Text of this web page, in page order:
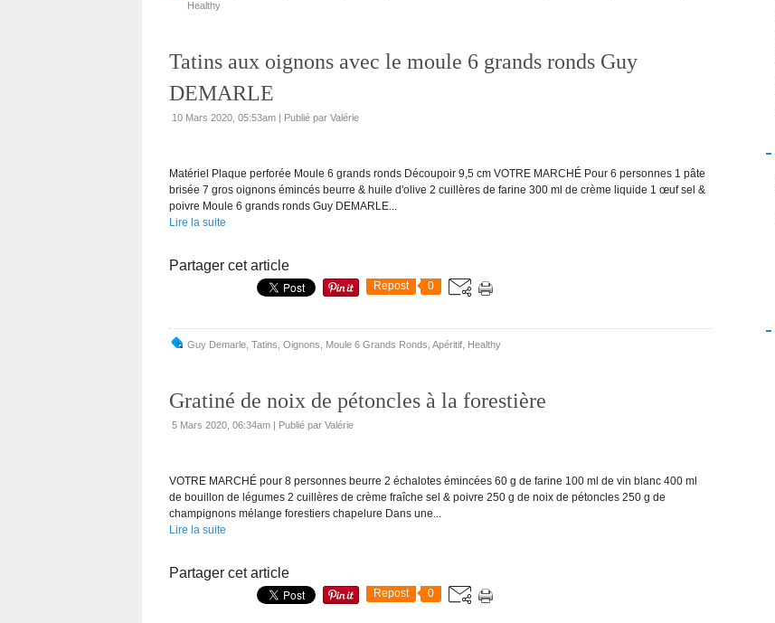
Healthy
Tatins aux oignons avec le moule 6 grands ronds Guy
DEMARLE
10 Mars 2020, 05:53am | Publié par Valérie
Matériel Plaque perforée Moule 6 grands ronds Découpoir 9,5 cm VOTRE MARCHÉ Pour 6 personnes 1 pâte
brisée 7 gros oignons émincés beurre & huile d'olive 2 cuillères de farine 300 ml de crème liquide 1 œuf sel &
poivre Moule 6 grands ronds Guy DEMARLE...
Lire la suite
Partager cet article
Repost 0
Guy Demarle Tatins Oignons Moule 6 Grands Ronds Apéritif Healthy
Gratiné de noix de pétoncles à la forestière
5 Mars 2020, 06:34am | Publié par Valérie
VOTRE MARCHÉ pour 8 personnes beurre 2 échalotes émincées 60 g de farine 100 ml de vin blanc 400 ml
de bouillon de légumes 2 cuillères de crème fraîche sel & poivre 250 g de noix de pétoncles 250 g de
champignons mélange forestiers chapelure Dans une...
Lire la suite
Partager cet article
Repost 0